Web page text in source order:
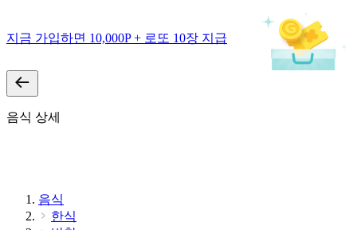
지금 가입하면 10,000P + 로또 10장 지급
음식 상세
음식
한식